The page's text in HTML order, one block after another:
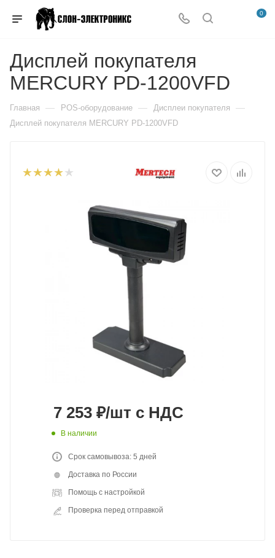
0
Дисплей покупателя
MERCURY PD-1200VFD
Главная — POS-оборудование — Дисплеи покупателя —
Дисплей покупателя MERCURY PD-1200VFD
7 253 ₽/шт с НДС
В наличии
Срок самовывоза: 5 дней
Доставка по России
Помощь с настройкой
Проверка перед отправкой